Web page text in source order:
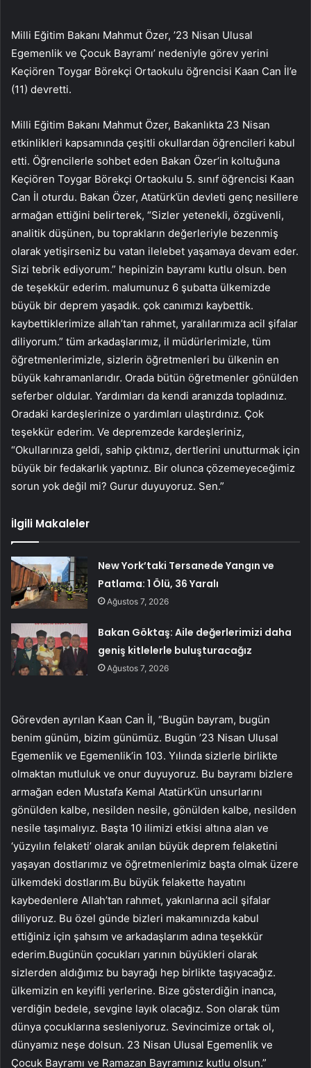
Milli Eğitim Bakanı Mahmut Özer, ’23 Nisan Ulusal
Egemenlik ve Çocuk Bayramı’ nedeniyle görev yerini
Keçiören Toygar Börekçi Ortaokulu öğrencisi Kaan Can İl’e
(11) devretti.
Milli Eğitim Bakanı Mahmut Özer, Bakanlıkta 23 Nisan
etkinlikleri kapsamında çeşitli okullardan öğrencileri kabul
etti. Öğrencilerle sohbet eden Bakan Özer’in koltuğuna
Keçiören Toygar Börekçi Ortaokulu 5. sınıf öğrencisi Kaan
Can İl oturdu. Bakan Özer, Atatürk’ün devleti genç nesillere
armağan ettiğini belirterek, “Sizler yetenekli, özgüvenli,
analitik düşünen, bu toprakların değerleriyle bezenmiş
olarak yetişirseniz bu vatan ilelebet yaşamaya devam eder.
Sizi tebrik ediyorum.” hepinizin bayramı kutlu olsun. ben
de teşekkür ederim. malumunuz 6 şubatta ülkemizde
büyük bir deprem yaşadık. çok canımızı kaybettik.
kaybettiklerimize allah’tan rahmet, yaralılarımıza acil şifalar
diliyorum.” tüm arkadaşlarımız, il müdürlerimizle, tüm
öğretmenlerimizle, sizlerin öğretmenleri bu ülkenin en
büyük kahramanlarıdır. Orada bütün öğretmenler gönülden
seferber oldular. Yardımları da kendi aranızda topladınız.
Oradaki kardeşlerinize o yardımları ulaştırdınız. Çok
teşekkür ederim. Ve depremzede kardeşleriniz,
“Okullarınıza geldi, sahip çıktınız, dertlerini unutturmak için
büyük bir fedakarlık yaptınız. Bir olunca çözemeyeceğimiz
sorun yok değil mi? Gurur duyuyoruz. Sen.”
İlgili Makaleler
New York’taki Tersanede Yangın ve
Patlama: 1 Ölü, 36 Yaralı
Ağustos 7, 2026
Bakan Göktaş: Aile değerlerimizi daha
geniş kitlelerle buluşturacağız
Ağustos 7, 2026
Görevden ayrılan Kaan Can İl, “Bugün bayram, bugün
benim günüm, bizim günümüz. Bugün ’23 Nisan Ulusal
Egemenlik ve Egemenlik’in 103. Yılında sizlerle birlikte
olmaktan mutluluk ve onur duyuyoruz. Bu bayramı bizlere
armağan eden Mustafa Kemal Atatürk’ün unsurlarını
gönülden kalbe, nesilden nesile, gönülden kalbe, nesilden
nesile taşımalıyız. Başta 10 ilimizi etkisi altına alan ve
‘yüzyılın felaketi’ olarak anılan büyük deprem felaketini
yaşayan dostlarımız ve öğretmenlerimiz başta olmak üzere
ülkemdeki dostlarım.Bu büyük felakette hayatını
kaybedenlere Allah’tan rahmet, yakınlarına acil şifalar
diliyoruz. Bu özel günde bizleri makamınızda kabul
ettiğiniz için şahsım ve arkadaşlarım adına teşekkür
ederim.Bugünün çocukları yarının büyükleri olarak
sizlerden aldığımız bu bayrağı hep birlikte taşıyacağız.
ülkemizin en keyifli yerlerine. Bize gösterdiğin inanca,
verdiğin bedele, sevgine layık olacağız. Son olarak tüm
dünya çocuklarına sesleniyoruz. Sevincimize ortak ol,
dünyamız neşe dolsun. 23 Nisan Ulusal Egemenlik ve
Çocuk Bayramı ve Ramazan Bayramınız kutlu olsun.”